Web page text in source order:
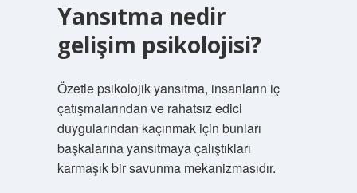
Yansıtma nedir
gelişim psikolojisi?
Özetle psikolojik yansıtma, insanların iç
çatışmalarından ve rahatsız edici
duygularından kaçınmak için bunları
başkalarına yansıtmaya çalıştıkları
karmaşık bir savunma mekanizmasıdır.